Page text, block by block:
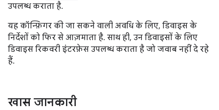
उपलब्ध कराता है.
यह कॉन्फ़िगर की जा सकने वाली अवधि के लिए, डिवाइस के
निर्देशों को फिर से आज़माता है. साथ ही, उन डिवाइसों के लिए
डिवाइस रिकवरी इंटरफ़ेस उपलब्ध कराता है जो जवाब नहीं दे रहे
हैं.
खास जानकारी